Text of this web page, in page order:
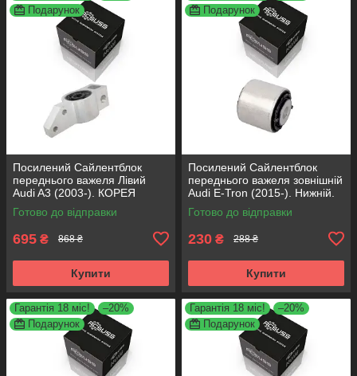
Подарунок
Посилений Сайлентблок
переднього важеля Лівий
Audi A3 (2003-). КОРЕЯ
Acsuss! 34762 , JBU691 ,
VKDS331004
Готово до відправки
695 ₴ 868 ₴
Купити
Подарунок
Посилений Сайлентблок
переднього важеля зовнішній
Audi E-Tron (2015-). Нижній.
КОРЕЯ Acsuss! FE175192 ,
VKDS331087
Готово до відправки
230 ₴ 288 ₴
Купити
Гарантія 18 міс!
–20%
Подарунок
Гарантія 18 міс!
–20%
Подарунок